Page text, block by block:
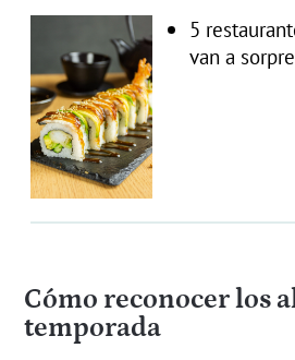
5
van a
Cómo reconocer los
temporada